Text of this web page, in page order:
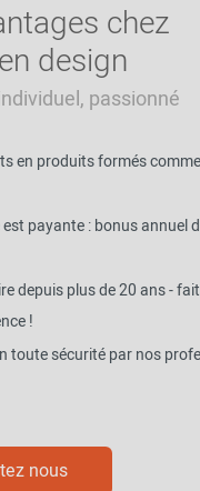
chez
design
passionné
en produits formés
payante : bonus annuel
depuis plus de 20 ans -
!
toute sécurité par nos
nous